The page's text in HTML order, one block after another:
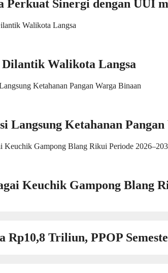
Perkuat Sinergi dengan UUI
Dilantik Walikota Langsa
Langsung Ketahanan
Keuchik Gampong Blang
Rp10,8 Triliun, PPOP